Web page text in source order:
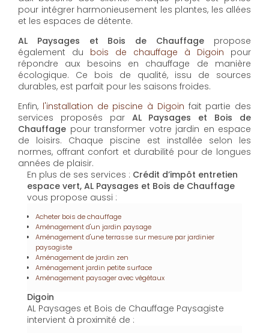
pour intégrer harmonieusement les plantes, les allées
et les espaces de détente.
AL Paysages et Bois de Chauffage propose
également du bois de chauffage à Digoin pour
répondre aux besoins en chauffage de manière
écologique. Ce bois de qualité, issu de sources
durables, est parfait pour les saisons froides.
Enfin, l'installation de piscine à Digoin fait partie des
services proposés par AL Paysages et Bois de
Chauffage pour transformer votre jardin en espace
de loisirs. Chaque piscine est installée selon les
normes, offrant confort et durabilité pour de longues
années de plaisir.
En plus de ses services : Crédit d’impôt entretien
espace vert, AL Paysages et Bois de Chauffage
vous propose aussi :
Acheter bois de chauffage
Aménagement d'un jardin paysage
Aménagement d'une terrasse sur mesure par jardinier
paysagiste
Aménagement de jardin zen
Aménagement jardin petite surface
Aménagement paysager avec végétaux
Digoin
AL Paysages et Bois de Chauffage Paysagiste
intervient à proximité de :